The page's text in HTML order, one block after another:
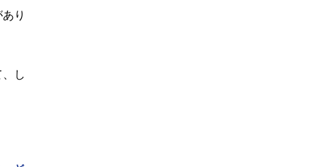
り
し